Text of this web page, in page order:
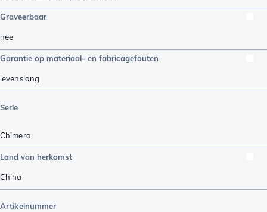
Graveerbaar
nee
Garantie op materiaal- en fabricagefouten
levenslang
Serie
Chimera
Land van herkomst
China
Artikelnummer